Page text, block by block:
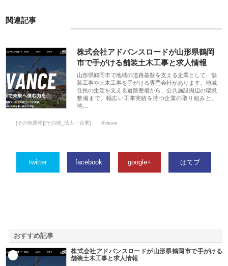
関連記事
株式会社アドバンスロードが山形県鶴岡
市で手がける舗装土木工事と求人情報
山形県鶴岡市で地域の道路基盤を支える企業として、舗
装工事や土木工事を手がける専門会社があります。地域
住民の生活を支える道路整備から、公共施設周辺の環境
整備まで、幅広い工事実績を持つ企業の取り組みと、
地…
[その他業種][その他_法人・企業] 0views
twitter facebook google+ はてブ
おすすめ記事
株式会社アドバンスロードが山形県鶴岡市で手がける
舗装土木工事と求人情報